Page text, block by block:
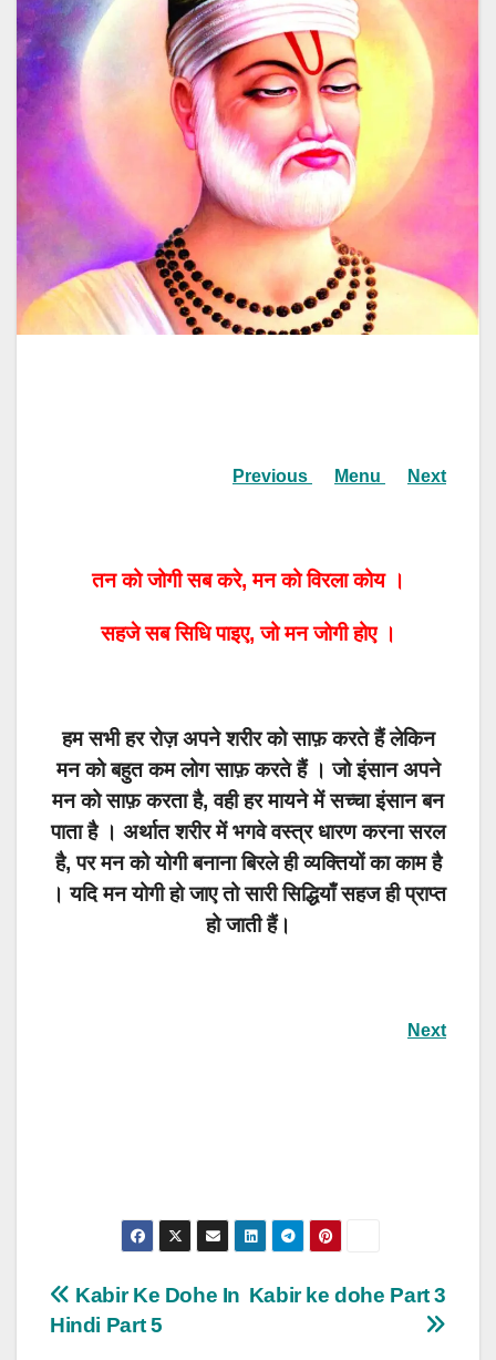
Previous Menu Next
तन को जोगी सब करे, मन को विरला कोय ।
सहजे सब सिधि पाइए, जो मन जोगी होए ।
हम सभी हर रोज़ अपने शरीर को साफ़ करते हैं लेकिन
मन को बहुत कम लोग साफ़ करते हैं । जो इंसान अपने
मन को साफ़ करता है, वही हर मायने में सच्चा इंसान बन
पाता है । अर्थात शरीर में भगवे वस्त्र धारण करना सरल
है, पर मन को योगी बनाना बिरले ही व्यक्तियों का काम है
। यदि मन योगी हो जाए तो सारी सिद्धियाँ सहज ही प्राप्त
हो जाती हैं।
Next
Post
Kabir ke dohe Part 3
Kabir Ke Dohe In
Hindi Part 5